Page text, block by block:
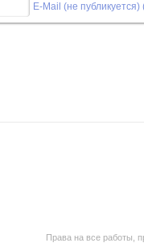
E-Mail (не
Права на все работы,